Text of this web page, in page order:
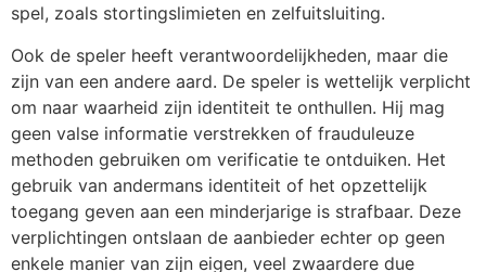
spel, zoals stortingslimieten en zelfuitsluiting.
Ook de speler heeft verantwoordelijkheden, maar die
zijn van een andere aard. De speler is wettelijk verplicht
om naar waarheid zijn identiteit te onthullen. Hij mag
geen valse informatie verstrekken of frauduleuze
methoden gebruiken om verificatie te ontduiken. Het
gebruik van andermans identiteit of het opzettelijk
toegang geven aan een minderjarige is strafbaar. Deze
verplichtingen ontslaan de aanbieder echter op geen
enkele manier van zijn eigen, veel zwaardere due